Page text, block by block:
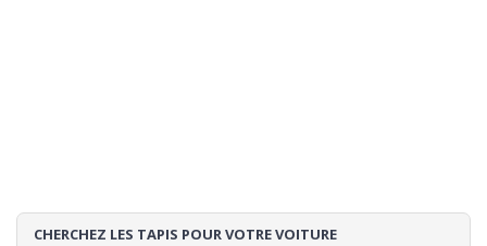
CHERCHEZ LES TAPIS POUR VOTRE VOITURE